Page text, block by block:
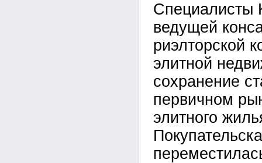
Специалисты
ведущей
риэлторской
элитной
сохранение
первичном
элитного